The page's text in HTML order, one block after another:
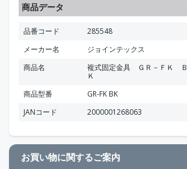
商品データ
品番コード
285548
メーカー名
ジョインテックス
商品名
複式固定金具 ＧＲ－ＦＫ Ｂ
Ｋ
商品型番
GR-FK BK
JANコード
2000001268063
お買い物に関するご案内